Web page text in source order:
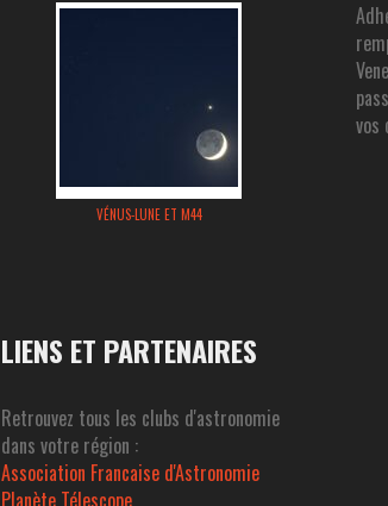
VÉNUS-LUNE ET M44
vos
LIENS ET PARTENAIRES
Retrouvez tous les clubs d'astronomie
dans votre région :
Association Francaise d'Astronomie